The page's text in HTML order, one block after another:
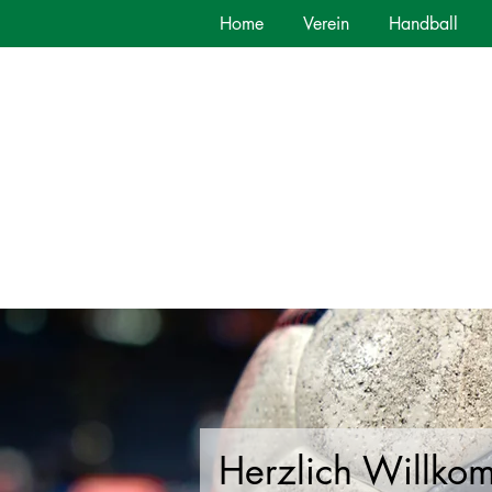
Home Verein Handball
Herzlich